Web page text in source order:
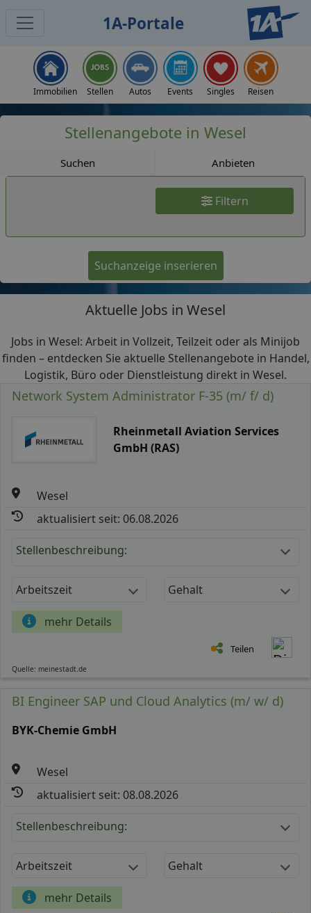
1A-Portale
Immobilien Stellen Autos Events Singles Reisen
Stellenangebote in Wesel
Suchen Anbieten
Filtern
Suchanzeige inserieren
Aktuelle Jobs in Wesel
Jobs in Wesel: Arbeit in Vollzeit, Teilzeit oder als Minijob
finden – entdecken Sie aktuelle Stellenangebote in Handel,
Logistik, Büro oder Dienstleistung direkt in Wesel.
Network System Administrator F-35 (m/ f/ d)
Rheinmetall Aviation Services
GmbH (RAS)
Wesel
aktualisiert seit: 06.08.2026
Stellenbeschreibung:
Arbeitszeit Gehalt
mehr Details
Teilen
Quelle: meinestadt.de
BI Engineer SAP und Cloud Analytics (m/ w/ d)
BYK-Chemie GmbH
Wesel
aktualisiert seit: 08.08.2026
Stellenbeschreibung:
Arbeitszeit Gehalt
mehr Details